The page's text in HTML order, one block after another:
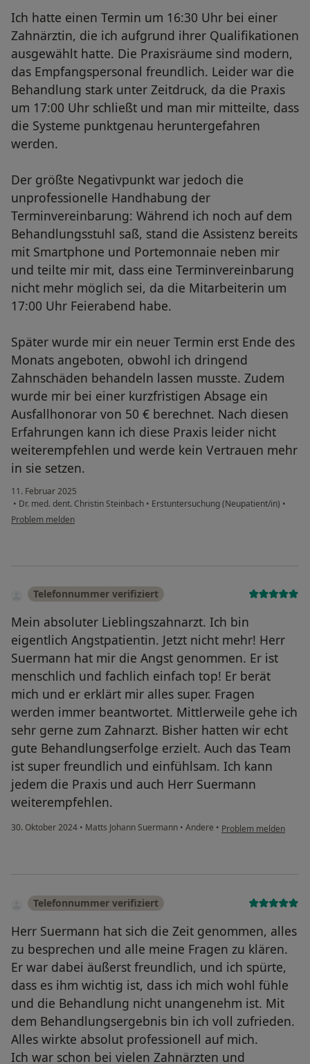
Ich hatte einen Termin um 16:30 Uhr bei einer
Zahnärztin, die ich aufgrund ihrer Qualifikationen
ausgewählt hatte. Die Praxisräume sind modern,
das Empfangspersonal freundlich. Leider war die
Behandlung stark unter Zeitdruck, da die Praxis
um 17:00 Uhr schließt und man mir mitteilte, dass
die Systeme punktgenau heruntergefahren
werden.
Der größte Negativpunkt war jedoch die
unprofessionelle Handhabung der
Terminvereinbarung: Während ich noch auf dem
Behandlungsstuhl saß, stand die Assistenz bereits
mit Smartphone und Portemonnaie neben mir
und teilte mir mit, dass eine Terminvereinbarung
nicht mehr möglich sei, da die Mitarbeiterin um
17:00 Uhr Feierabend habe.
Später wurde mir ein neuer Termin erst Ende des
Monats angeboten, obwohl ich dringend
Zahnschäden behandeln lassen musste. Zudem
wurde mir bei einer kurzfristigen Absage ein
Ausfallhonorar von 50 € berechnet. Nach diesen
Erfahrungen kann ich diese Praxis leider nicht
weiterempfehlen und werde kein Vertrauen mehr
in sie setzen.
11. Februar 2025
• Dr. med. dent. Christin Steinbach • Erstuntersuchung (Neupatient/in) •
Problem melden
Telefonnummer verifiziert
Mein absoluter Lieblingszahnarzt. Ich bin
eigentlich Angstpatientin. Jetzt nicht mehr! Herr
Suermann hat mir die Angst genommen. Er ist
menschlich und fachlich einfach top! Er berät
mich und er erklärt mir alles super. Fragen
werden immer beantwortet. Mittlerweile gehe ich
sehr gerne zum Zahnarzt. Bisher hatten wir echt
gute Behandlungserfolge erzielt. Auch das Team
ist super freundlich und einfühlsam. Ich kann
jedem die Praxis und auch Herr Suermann
weiterempfehlen.
30. Oktober 2024 • Matts Johann Suermann • Andere • Problem melden
Telefonnummer verifiziert
Herr Suermann hat sich die Zeit genommen, alles
zu besprechen und alle meine Fragen zu klären.
Er war dabei äußerst freundlich, und ich spürte,
dass es ihm wichtig ist, dass ich mich wohl fühle
und die Behandlung nicht unangenehm ist. Mit
dem Behandlungsergebnis bin ich voll zufrieden.
Alles wirkte absolut professionell auf mich.
Ich war schon bei vielen Zahnärzten und